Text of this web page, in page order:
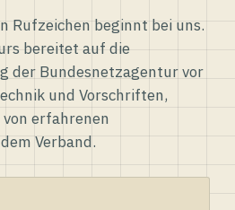
Rufzeichen beginnt bei uns.
bereitet auf die
der Bundesnetzagentur vor
und Vorschriften,
erfahrenen
Verband.